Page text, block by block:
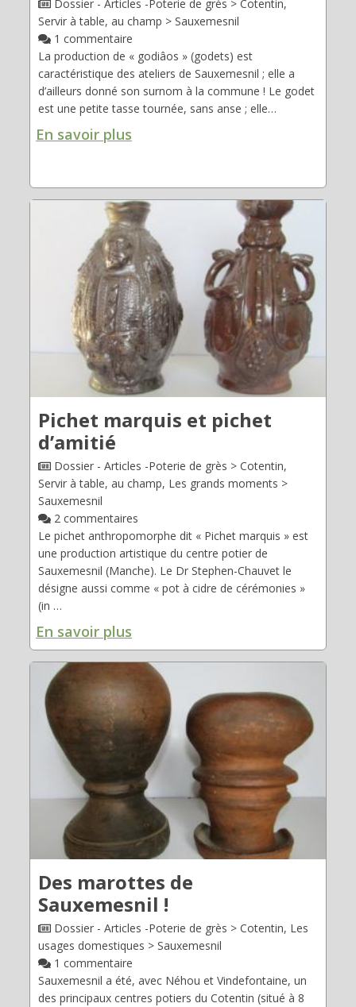
Dossier - Articles -Poterie de grès > Cotentin,
Servir à table, au champ > Sauxemesnil
1 commentaire
La production de « godiâos » (godets) est
caractéristique des ateliers de Sauxemesnil ; elle a
d’ailleurs donné son surnom à la commune ! Le godet
est une petite tasse tournée, sans anse ; elle…
En savoir plus
Pichet marquis et pichet
d’amitié
Dossier - Articles -Poterie de grès > Cotentin,
Servir à table, au champ, Les grands moments >
Sauxemesnil
2 commentaires
Le pichet anthropomorphe dit « Pichet marquis » est
une production artistique du centre potier de
Sauxemesnil (Manche). Le Dr Stephen-Chauvet le
désigne aussi comme « pot à cidre de cérémonies »
(in …
En savoir plus
Des marottes de
Sauxemesnil !
Dossier - Articles -Poterie de grès > Cotentin, Les
usages domestiques > Sauxemesnil
1 commentaire
Sauxemesnil a été, avec Néhou et Vindefontaine, un
des principaux centres potiers du Cotentin (situé à 8